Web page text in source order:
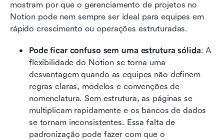
mostram por que o gerenciamento de projetos no
Notion pode nem sempre ser ideal para equipes em
rápido crescimento ou operações estruturadas.
Pode ficar confuso sem uma estrutura sólida: A
flexibilidade do Notion se torna uma
desvantagem quando as equipes não definem
regras claras, modelos e convenções de
nomenclatura. Sem estrutura, as páginas se
multiplicam rapidamente e os bancos de dados
se tornam inconsistentes. Essa falta de
padronização pode fazer com que o